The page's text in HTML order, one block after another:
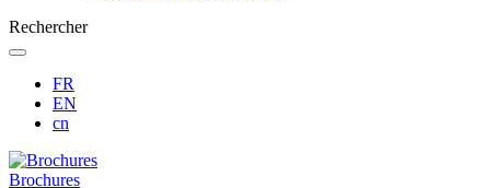
Rechercher
FR
EN
cn
Brochures